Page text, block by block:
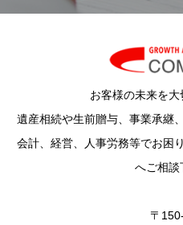
お客様の未来を
遺産相続や生前贈与、事業承継
会計、経営、人事労務等でお困
へご相談
〒